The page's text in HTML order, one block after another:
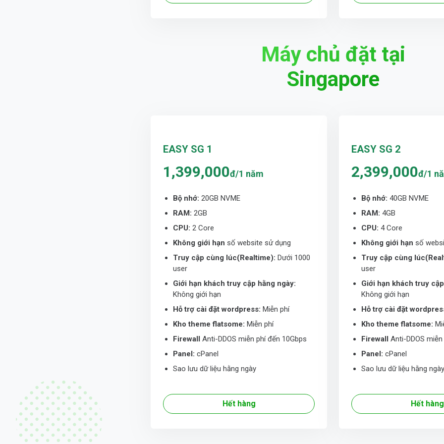
Máy chủ đặt tại
Singapore
EASY SG 1
1,399,000đ/1 năm
Bộ nhớ: 20GB NVME
RAM: 2GB
CPU: 2 Core
Không giới hạn số website sử dụng
Truy cập cùng lúc(Realtime): Dưới 1000
user
Giới hạn khách truy cập hằng ngày:
Không giới hạn
Hỗ trợ cài đặt wordpress: Miễn phí
Kho theme flatsome: Miễn phí
Firewall Anti-DDOS miễn phí đến 10Gbps
Panel: cPanel
Sao lưu dữ liệu hằng ngày
Hết hàng
EASY SG 2
2,399,000đ/1
Bộ nhớ: 40GB NVME
RAM: 4GB
CPU: 4 Core
Không giới hạn số
Truy cập cùng
user
Giới hạn khách truy
Không giới hạn
Hỗ trợ cài đặt
Kho theme flatsome:
Firewall Anti-DDOS
Panel: cPanel
Sao lưu dữ liệu hằng ngày
Hết hàng